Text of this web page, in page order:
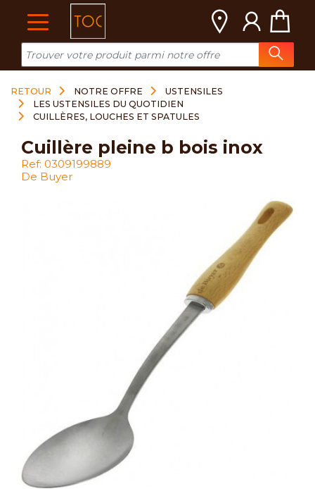
RETOUR NOTRE OFFRE
USTENSILES
LES USTENSILES DU QUOTIDIEN
CUILLÈRES, LOUCHES ET SPATULES
cuillère pleine b bois inox
Ref: 0309199889
De Buyer
Cookies management panel